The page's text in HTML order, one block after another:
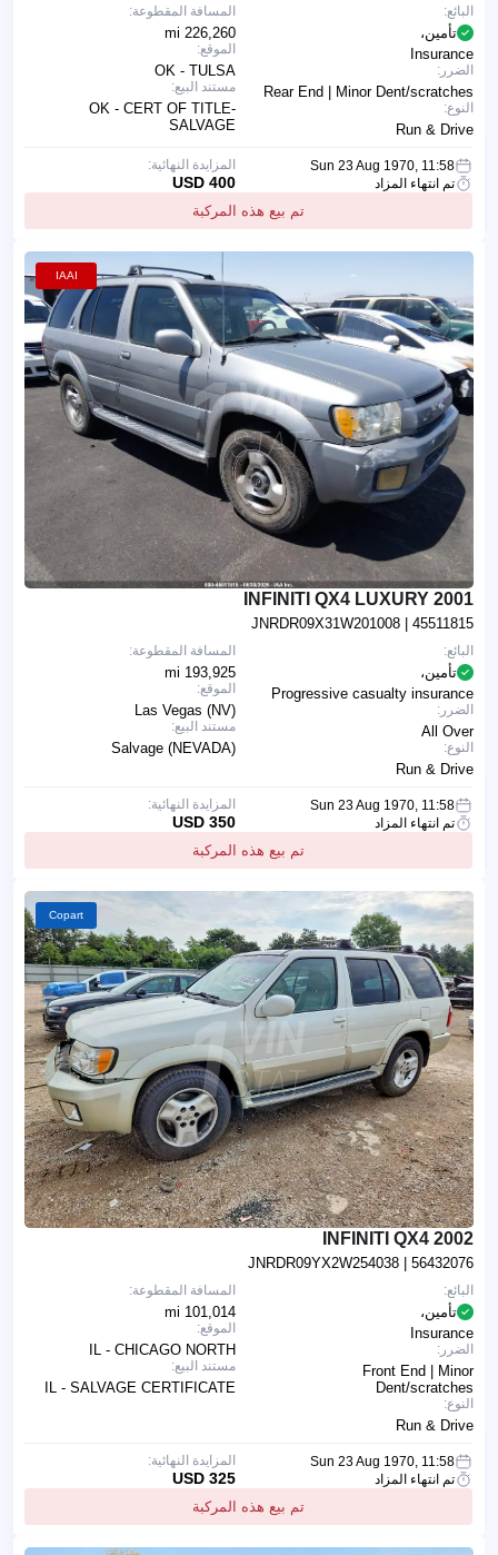
المسافة المقطوعة:
226,260 mi
الموقع:
OK - TULSA
مستند البيع:
OK - CERT OF TITLE-
SALVAGE
البائع:
تأمين،
Insurance
الضرر:
Rear End | Minor Dent/scratches
النوع:
Run & Drive
Sun 23 Aug 1970, 11:58
تم انتهاء المزاد
تم بيع هذه المركبة
المزايدة النهائية:
400 USD
IAAI
2001 INFINITI QX4 LUXURY
JNRDR09X31W201008 | 45511815
المسافة المقطوعة:
193,925 mi
الموقع:
Las Vegas (NV)
مستند البيع:
Salvage (NEVADA)
البائع:
تأمين،
Progressive casualty insurance
الضرر:
All Over
النوع:
Run & Drive
Sun 23 Aug 1970, 11:58
تم انتهاء المزاد
تم بيع هذه المركبة
المزايدة النهائية:
350 USD
Copart
2002 INFINITI QX4
JNRDR09YX2W254038 | 56432076
المسافة المقطوعة:
101,014 mi
الموقع:
IL - CHICAGO NORTH
مستند البيع:
IL - SALVAGE CERTIFICATE
البائع:
تأمين،
Insurance
الضرر:
Front End | Minor
Dent/scratches
النوع:
Run & Drive
Sun 23 Aug 1970, 11:58
تم انتهاء المزاد
تم بيع هذه المركبة
المزايدة النهائية:
325 USD